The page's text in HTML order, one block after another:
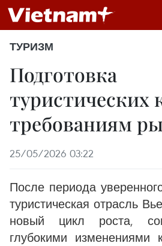
ТУРИЗМ
Подготовка
туристических
требованиям
25/05/2026 03:22
После периода
туристическая отрасль
новый цикл роста,
глубокими изменениями